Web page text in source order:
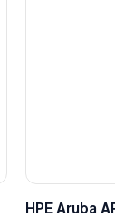
HPE Aruba